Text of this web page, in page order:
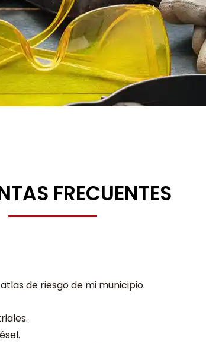
FRECUENTES
de riesgo de mi municipio.